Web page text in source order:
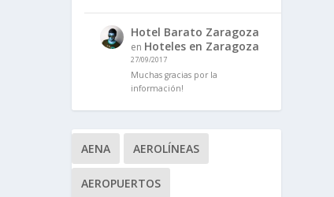
Hotel Barato Zaragoza
en Hoteles en Zaragoza
27/09/2017
Muchas gracias por la
información!
AENA AEROLÍNEAS
AEROPUERTOS